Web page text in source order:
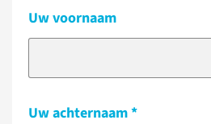
Uw voornaam
Uw achternaam